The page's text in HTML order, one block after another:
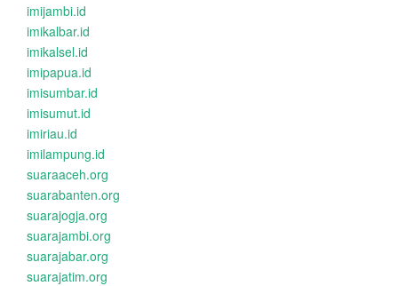
imijambi.id
imikalbar.id
imikalsel.id
imipapua.id
imisumbar.id
imisumut.id
imiriau.id
imilampung.id
suaraaceh.org
suarabanten.org
suarajogja.org
suarajambi.org
suarajabar.org
suarajatim.org